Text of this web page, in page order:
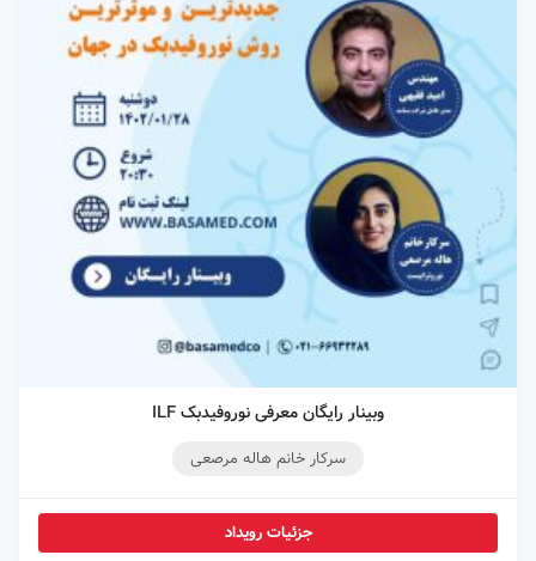
وبینار رایگان معرفی نوروفیدبک ILF
سرکار خانم هاله مرصعی
جزئیات رویداد